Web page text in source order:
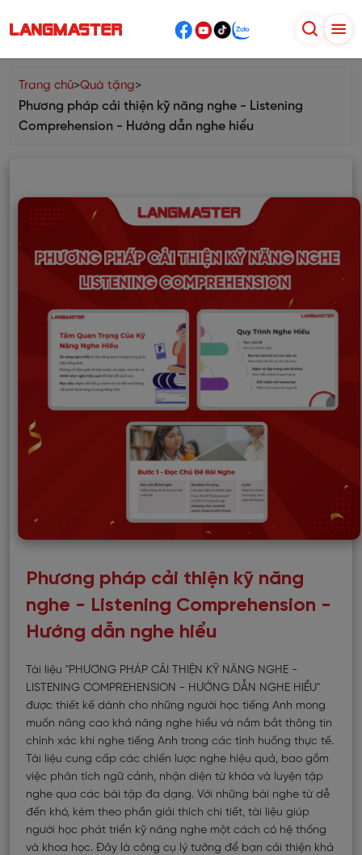
Trang chủ>Quà tặng>
Phương pháp cải thiện kỹ năng nghe - Listening
Comprehension - Hướng dẫn nghe hiểu
Phương pháp cải thiện kỹ năng
nghe - Listening Comprehension -
Hướng dẫn nghe hiểu
Tài liệu "PHƯƠNG PHÁP CẢI THIỆN KỸ NĂNG NGHE -
LISTENING COMPREHENSION - HƯỚNG DẪN NGHE HIỂU"
được thiết kế dành cho những người học tiếng Anh mong
muốn nâng cao khả năng nghe hiểu và nắm bắt thông tin
chính xác khi nghe tiếng Anh trong các tình huống thực tế.
Tài liệu cung cấp các chiến lược nghe hiệu quả, bao gồm
việc phân tích ngữ cảnh, nhận diện từ khóa và luyện tập
nghe qua các bài tập đa dạng. Với những bài nghe từ dễ
đến khó, kèm theo phần giải thích chi tiết, tài liệu giúp
người học phát triển kỹ năng nghe một cách có hệ thống
và khoa học. Đây là công cụ lý tưởng để bạn cải thiện khả